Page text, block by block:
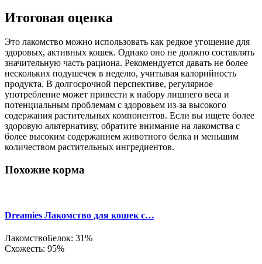
Итоговая оценка
Это лакомство можно использовать как редкое угощение для
здоровых, активных кошек. Однако оно не должно составлять
значительную часть рациона. Рекомендуется давать не более
нескольких подушечек в неделю, учитывая калорийность
продукта. В долгосрочной перспективе, регулярное
употребление может привести к набору лишнего веса и
потенциальным проблемам с здоровьем из-за высокого
содержания растительных компонентов. Если вы ищете более
здоровую альтернативу, обратите внимание на лакомства с
более высоким содержанием животного белка и меньшим
количеством растительных ингредиентов.
Похожие корма
Dreamies Лакомство для кошек с…
ЛакомствоБелок: 31%
Схожесть: 95%